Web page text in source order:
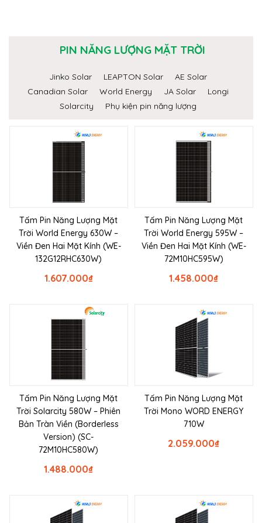
PIN NĂNG LƯỢNG MẶT TRỜI
Jinko Solar LEAPTON Solar
AE Solar
Canadian Solar
World Energy JA Solar
Longi
Solarcity
Phụ kiện pin năng lượng
Tấm Pin Năng Lượng Mặt
Trời World Energy 630W –
Viền Đen Hai Mặt Kính (WE-
132G12RHC630W)
₫
1.607.000
Tấm Pin Năng Lượng Mặt
Trời World Energy 595W –
Viền Đen Hai Mặt Kính (WE-
72M10HC595W)
₫
1.458.000
Tấm Pin Năng Lượng Mặt
Trời Solarcity 580W – Phiên
Bản Tràn Viền (Borderless
Version) (SC-
72M10HC580W)
₫
1.488.000
Tấm Pin Năng Lượng Mặt
Trời Mono WORD ENERGY
710W
₫
2.059.000